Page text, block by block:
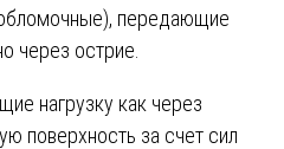
передающие
через острие.
нагрузку как через
поверхность за счет сил